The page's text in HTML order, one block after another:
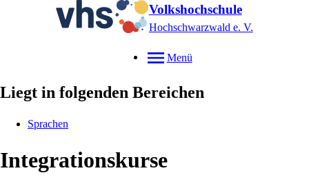
Volkshochschule
Hochschwarzwald e. V.
Menü
Liegt in folgenden Bereichen
Sprachen
Integrationskurse